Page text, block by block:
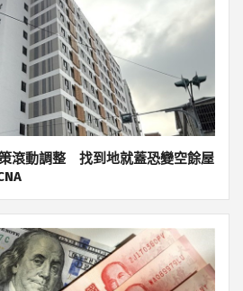
滾動調整 找到地就蓋恐變空餘屋